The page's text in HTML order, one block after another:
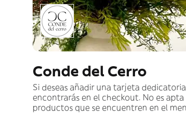
Conde del Cerro
Si deseas añadir una tarjeta
encontrarás en el checkout. No es
productos que se encuentren en el